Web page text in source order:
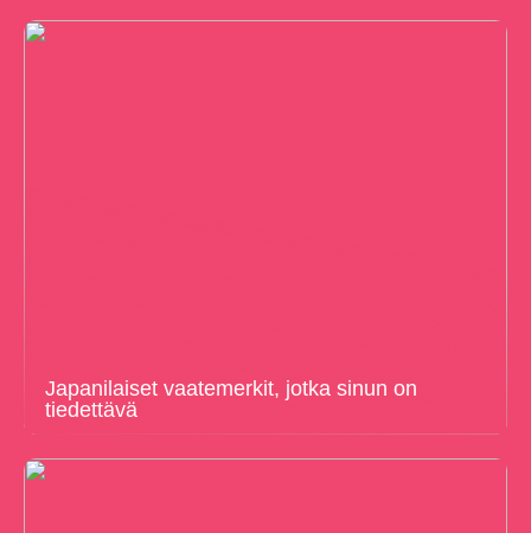
Japanilaiset vaatemerkit, jotka sinun on
tiedettävä